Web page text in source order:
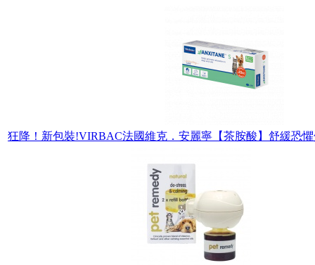
狂降！新包裝!VIRBAC法國維克．安麗寧【茶胺酸】舒緩恐